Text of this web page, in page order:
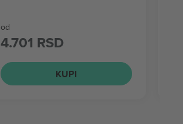
od
4.701 RSD
KUPI